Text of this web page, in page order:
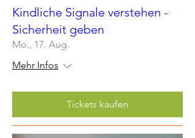
Kindliche Signale verstehen -
Sicherheit geben
Mo., 17. Aug.
Mehr Infos
Tickets kaufen